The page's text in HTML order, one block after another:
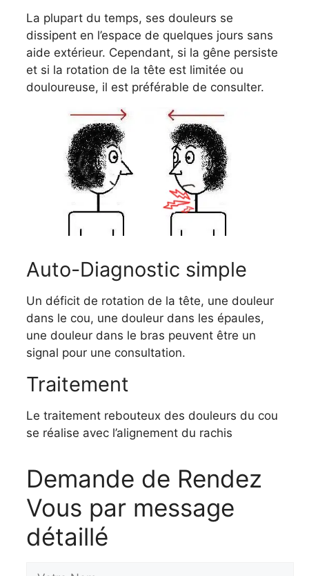
La plupart du temps, ses douleurs se
dissipent en l’espace de quelques jours sans
aide extérieur. Cependant, si la gêne persiste
et si la rotation de la tête est limitée ou
douloureuse, il est préférable de consulter.
Auto-Diagnostic simple
Un déficit de rotation de la tête, une douleur
dans le cou, une douleur dans les épaules,
une douleur dans le bras peuvent être un
signal pour une consultation.
Traitement
Le traitement rebouteux des douleurs du cou
se réalise avec l’alignement du rachis
Demande de Rendez
Vous par message
détaillé